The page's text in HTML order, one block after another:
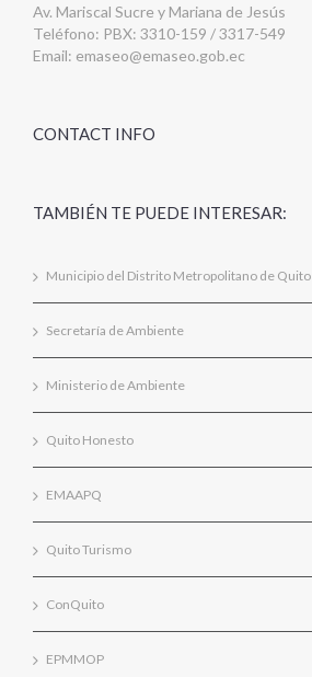
Av. Mariscal Sucre y Mariana de Jesús
Teléfono: PBX: 3310-159 / 3317-549
Email: emaseo@emaseo.gob.ec
CONTACT INFO
TAMBIÉN TE PUEDE INTERESAR:
Municipio del Distrito Metropolitano de Quito
Secretaría de Ambiente
Ministerio de Ambiente
Quito Honesto
EMAAPQ
Quito Turismo
ConQuito
EPMMOP